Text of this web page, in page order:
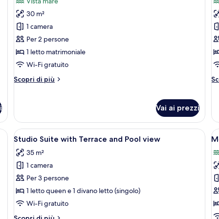
le
foto
per
Panorama
Sea
View
with
30 m²
1 camera
Per 2 persone
1 letto matrimoniale
Wi-Fi gratuito
Scopri di più
Altri
View
Suite
with
Jetted
Tub
Vai ai prezzi
le
costa rocciosa e imbarcazioni sullo sfondo.
Apri
tutte
le
foto
per
Studio
Suite
Un letto con biancheria a motivi, una
14
Studio Suite with Terrace and Pool view
35 m²
1 camera
Per 3 persone
1 letto queen e 1 divano letto (singolo)
Wi-Fi gratuito
le